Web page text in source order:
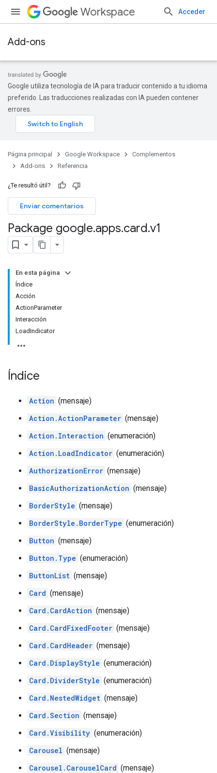
Workspace Acceder
Add-ons
Google utiliza tecnología de IA para traducir contenido a tu idioma
preferido. Las traducciones realizadas con IA pueden contener
errores.
Página principal Google Workspace
Complementos
Add-ons
Referencia
¿Te resultó útil?
Enviar comentarios
Package google.apps.card.v1
En esta página
Índice
Acción
ActionParameter
Interacción
LoadIndicator
Índice
Action (mensaje)
Action.ActionParameter (mensaje)
Action.Interaction (enumeración)
Action.LoadIndicator (enumeración)
AuthorizationError (mensaje)
BasicAuthorizationAction (mensaje)
BorderStyle (mensaje)
BorderStyle.BorderType (enumeración)
Button (mensaje)
Button.Type (enumeración)
ButtonList (mensaje)
Card (mensaje)
Card.CardAction (mensaje)
Card.CardFixedFooter (mensaje)
Card.CardHeader (mensaje)
Card.DisplayStyle (enumeración)
Card.DividerStyle (enumeración)
Card.NestedWidget (mensaje)
Card.Section (mensaje)
Card.Visibility (enumeración)
Carousel (mensaje)
Carousel.CarouselCard (mensaje)